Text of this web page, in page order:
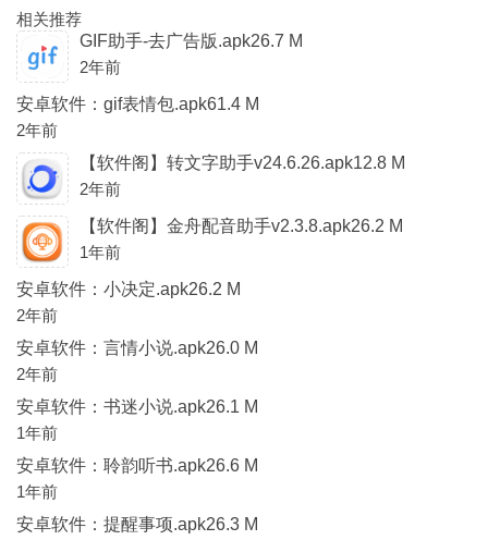
相关推荐
GIF助手-去广告版.apk26.7 M
2年前
安卓软件：gif表情包.apk61.4 M
2年前
【软件阁】转文字助手v24.6.26.apk12.8 M
2年前
【软件阁】金舟配音助手v2.3.8.apk26.2 M
1年前
安卓软件：小决定.apk26.2 M
2年前
安卓软件：言情小说.apk26.0 M
2年前
安卓软件：书迷小说.apk26.1 M
1年前
安卓软件：聆韵听书.apk26.6 M
1年前
安卓软件：提醒事项.apk26.3 M